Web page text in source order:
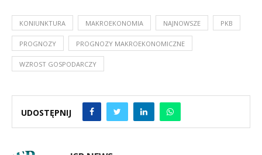
KONIUNKTURA MAKROEKONOMIA NAJNOWSZE PKB
PROGNOZY PROGNOZY MAKROEKONOMICZNE
WZROST GOSPODARCZY
UDOSTĘPNIJ